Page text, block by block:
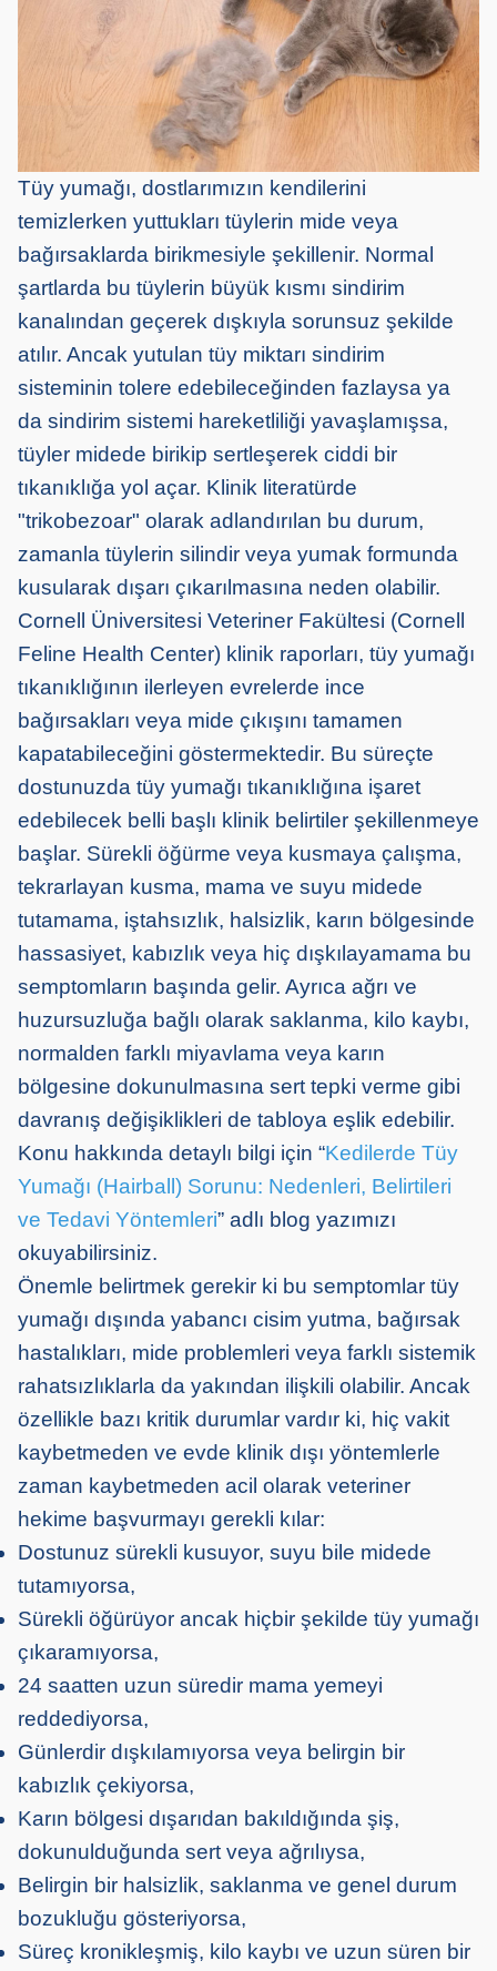
Tüy yumağı, dostlarımızın kendilerini
temizlerken yuttukları tüylerin mide veya
bağırsaklarda birikmesiyle şekillenir. Normal
şartlarda bu tüylerin büyük kısmı sindirim
kanalından geçerek dışkıyla sorunsuz şekilde
atılır. Ancak yutulan tüy miktarı sindirim
sisteminin tolere edebileceğinden fazlaysa ya
da sindirim sistemi hareketliliği yavaşlamışsa,
tüyler midede birikip sertleşerek ciddi bir
tıkanıklığa yol açar. Klinik literatürde
"trikobezoar" olarak adlandırılan bu durum,
zamanla tüylerin silindir veya yumak formunda
kusularak dışarı çıkarılmasına neden olabilir.
Cornell Üniversitesi Veteriner Fakültesi (Cornell
Feline Health Center) klinik raporları, tüy yumağı
tıkanıklığının ilerleyen evrelerde ince
bağırsakları veya mide çıkışını tamamen
kapatabileceğini göstermektedir. Bu süreçte
dostunuzda tüy yumağı tıkanıklığına işaret
edebilecek belli başlı klinik belirtiler şekillenmeye
başlar. Sürekli öğürme veya kusmaya çalışma,
tekrarlayan kusma, mama ve suyu midede
tutamama, iştahsızlık, halsizlik, karın bölgesinde
hassasiyet, kabızlık veya hiç dışkılayamama bu
semptomların başında gelir. Ayrıca ağrı ve
huzursuzluğa bağlı olarak saklanma, kilo kaybı,
normalden farklı miyavlama veya karın
bölgesine dokunulmasına sert tepki verme gibi
davranış değişiklikleri de tabloya eşlik edebilir.
Konu hakkında detaylı bilgi için “Kedilerde Tüy
Yumağı (Hairball) Sorunu: Nedenleri, Belirtileri
ve Tedavi Yöntemleri” adlı blog yazımızı
okuyabilirsiniz.
Önemle belirtmek gerekir ki bu semptomlar tüy
yumağı dışında yabancı cisim yutma, bağırsak
hastalıkları, mide problemleri veya farklı sistemik
rahatsızlıklarla da yakından ilişkili olabilir. Ancak
özellikle bazı kritik durumlar vardır ki, hiç vakit
kaybetmeden ve evde klinik dışı yöntemlerle
zaman kaybetmeden acil olarak veteriner
hekime başvurmayı gerekli kılar:
Dostunuz sürekli kusuyor, suyu bile midede
tutamıyorsa,
Sürekli öğürüyor ancak hiçbir şekilde tüy yumağı
çıkaramıyorsa,
24 saatten uzun süredir mama yemeyi
reddediyorsa,
Günlerdir dışkılamıyorsa veya belirgin bir
kabızlık çekiyorsa,
Karın bölgesi dışarıdan bakıldığında şiş,
dokunulduğunda sert veya ağrılıysa,
Belirgin bir halsizlik, saklanma ve genel durum
bozukluğu gösteriyorsa,
Süreç kronikleşmiş, kilo kaybı ve uzun süren bir